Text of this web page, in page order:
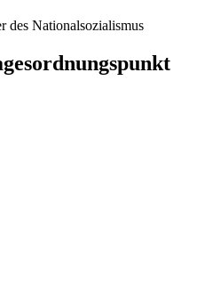
des Nationalsozialismus